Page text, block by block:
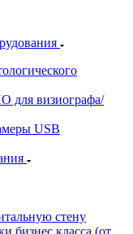
для визиографа/
USB
стену
бизнес класса (от